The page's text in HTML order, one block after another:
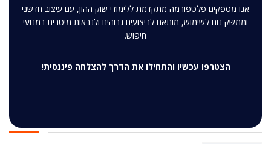
אנו מספקים פלטפורמה מתקדמת ללימודי שוק ההון, עם עיצוב חדשני
וממשק נוח לשימוש, מותאם לביצועים גבוהים ולנראות מיטבית במנועי
חיפוש.
הצטרפו עכשיו והתחילו את הדרך להצלחה פיננסית!